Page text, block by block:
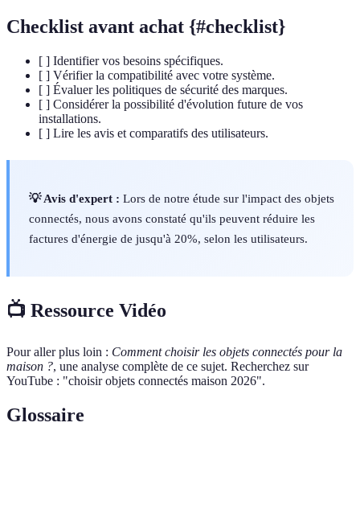
Checklist avant achat {#checklist}
[ ] Identifier vos besoins spécifiques.
[ ] Vérifier la compatibilité avec votre système.
[ ] Évaluer les politiques de sécurité des marques.
[ ] Considérer la possibilité d'évolution future de vos
installations.
[ ] Lire les avis et comparatifs des utilisateurs.
💡 Avis d'expert : Lors de notre étude sur l'impact des objets
connectés, nous avons constaté qu'ils peuvent réduire les
factures d'énergie de jusqu'à 20%, selon les utilisateurs.
📺 Ressource Vidéo
Pour aller plus loin : Comment choisir les objets connectés pour la
maison ?, une analyse complète de ce sujet. Recherchez sur
YouTube : "choisir objets connectés maison 2026".
Glossaire